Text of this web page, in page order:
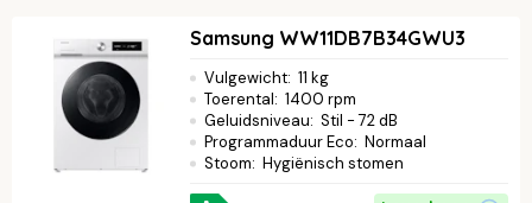
Samsung WW11DB7B34GWU3
Vulgewicht: 11 kg
Toerental: 1400 rpm
Geluidsniveau: Stil - 72 dB
Programmaduur Eco: Normaal
Stoom: Hygiënisch stomen